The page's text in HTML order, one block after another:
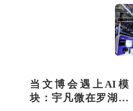
当文博会遇上AI模
块：宇凡微在罗湖展